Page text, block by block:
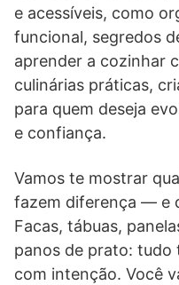
e acessíveis, como
funcional, segredos
aprender a cozinhar
culinárias práticas,
para quem deseja
e confiança.
Vamos te mostrar
fazem diferença — e
Facas, tábuas,
panos de prato: tudo
com intenção. Você